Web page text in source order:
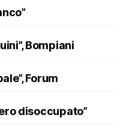
Bompiani
Forum
disoccupato”